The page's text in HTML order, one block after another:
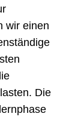
wir einen
Die